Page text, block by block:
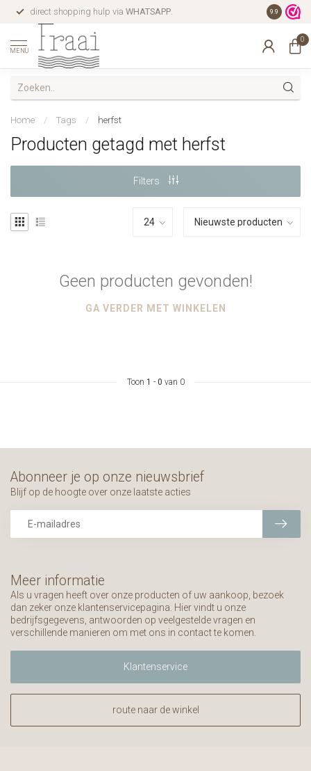
direct shopping hulp via WHATSAPP. gratis
9.9
MENU
0
Home / Tags / herfst
Producten getagd met herfst
Filters
Geen producten gevonden!
GA VERDER MET WINKELEN
Toon 1 - 0 van 0
Meer informatie
Als u vragen heeft over onze producten of uw aankoop, bezoek
dan zeker onze klantenservicepagina. Hier vindt u onze
bedrijfsgegevens, antwoorden op veelgestelde vragen en
verschillende manieren om met ons in contact te komen.
Klantenservice
route naar de winkel
Abonneer je op onze nieuwsbrief
Blijf op de hoogte over onze laatste acties